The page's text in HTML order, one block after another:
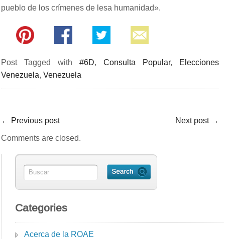
pueblo de los crímenes de lesa humanidad».
Post Tagged with #6D, Consulta Popular,
Elecciones
Venezuela,Venezuela
← Previous post Next post →
Comments are closed.
Categories
Acerca de la ROAE